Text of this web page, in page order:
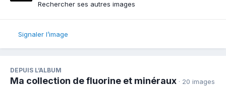
Rechercher ses autres images
Signaler l’image
DEPUIS L’ALBUM
Ma collection de fluorine et minéraux · 20 images